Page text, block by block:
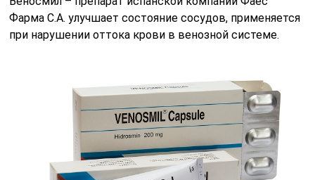
Фарма С.А. улучшает состояние сосудов, применяется
при нарушении оттока крови в венозной системе.